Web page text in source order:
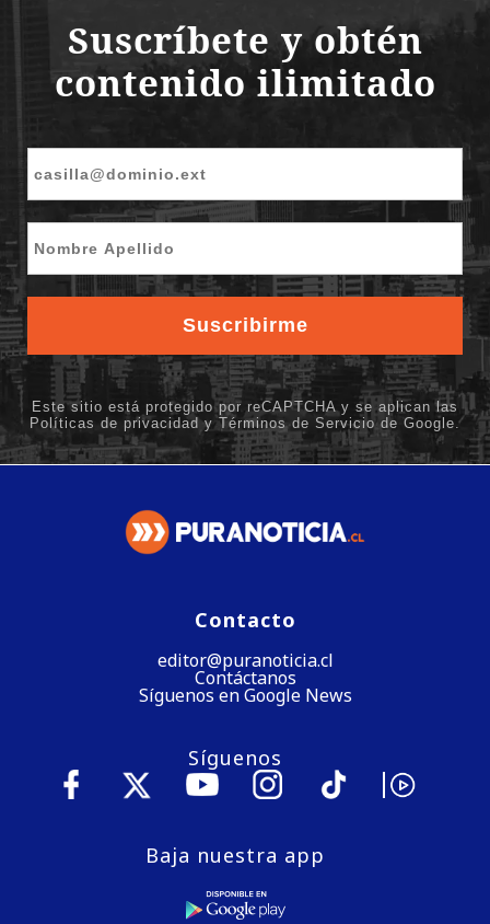
Contacto
editor@puranoticia.cl
Contáctanos
Síguenos en Google News
Síguenos
Baja nuestra app